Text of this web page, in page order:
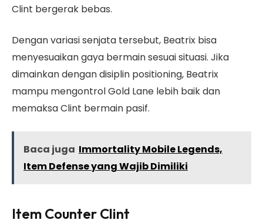
Clint bergerak bebas.
Dengan variasi senjata tersebut, Beatrix bisa
menyesuaikan gaya bermain sesuai situasi. Jika
dimainkan dengan disiplin positioning, Beatrix
mampu mengontrol Gold Lane lebih baik dan
memaksa Clint bermain pasif.
Baca juga Immortality Mobile Legends,
Item Defense yang Wajib Dimiliki
Item Counter Clint